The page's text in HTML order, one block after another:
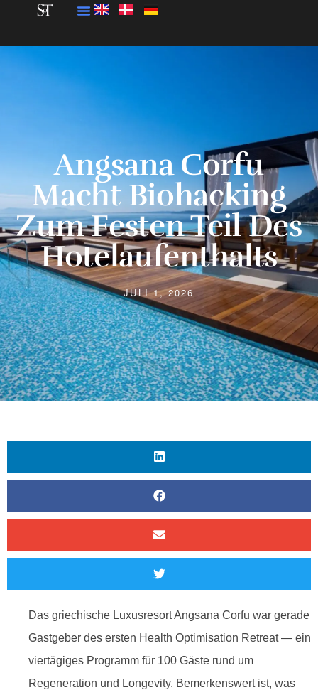
Angsana Corfu
Macht Biohacking
Zum Festen Teil Des
Hotelaufenthalts
JULI 1, 2026
Das griechische Luxusresort Angsana Corfu war gerade
Gastgeber des ersten Health Optimisation Retreat — ein
viertägiges Programm für 100 Gäste rund um
Regeneration und Longevity. Bemerkenswert ist, was